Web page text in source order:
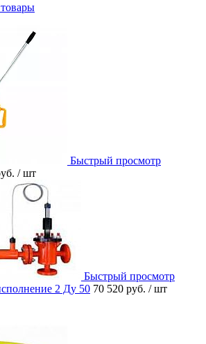
Быстрый просмотр
/ шт
Быстрый просмотр
2 Ду 50 70 520 руб. / шт